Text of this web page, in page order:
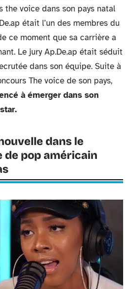
the voice dans son pays natal
était l’un des membres du
ce moment que sa carrière a
Le jury Ap.De.ap était séduit
dans son équipe. Suite à
The voice de son pays,
à émerger dans son
dans le
de pop américain